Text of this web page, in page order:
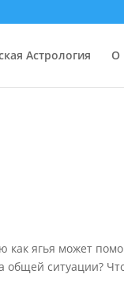
Астрология О
как ягья может
общей ситуации?